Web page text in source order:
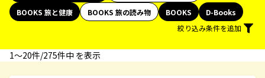
BOOKS 旅と健康
BOOKS 旅の読み物 BOOKS
D-Books
絞り込み条件を追加
1〜20件/275件中 を表示